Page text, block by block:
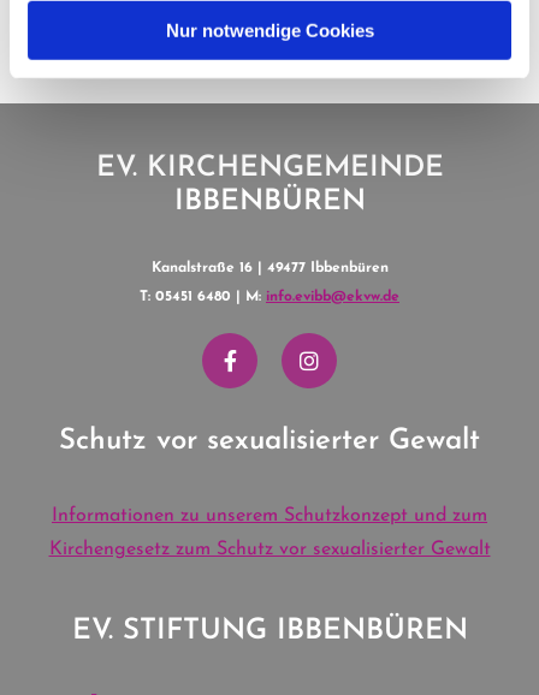
Nur notwendige Cookies
EV. KIRCHENGEMEINDE
IBBENBÜREN
Kanalstraße 16 | 49477 Ibbenbüren
T: 05451 6480 | M: info.evibb@ekvw.de
Schutz vor sexualisierter Gewalt
Informationen zu unserem Schutzkonzept und zum
Kirchengesetz zum Schutz vor sexualisierter Gewalt
EV. STIFTUNG IBBENBÜREN